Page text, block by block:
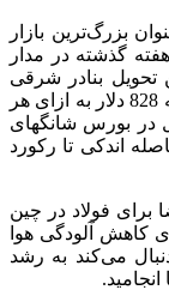
بزرگ‌ترین بازار
گذشته در مدار
بنادر شرقی
چین در روز 27 آوریل با رشدی 16/ 2 درصدی به 828 دلار به ازای هر
نرخ میلگرد در روز 28 آوریل در بورس شانگهای
اندکی تا رکورد
فولاد در چین
کاهش آلودگی هوا
می‌کند به رشد